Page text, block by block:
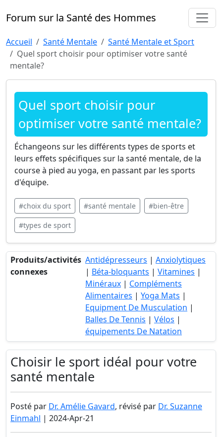
Forum sur la Santé des Hommes
Accueil Santé Mentale
Santé Mentale et Sport
Quel sport choisir pour optimiser votre santé
mentale?
Quel sport choisir pour
optimiser votre santé mentale?
Échangeons sur les différents types de sports et
leurs effets spécifiques sur la santé mentale, de la
course à pied au yoga, en passant par les sports
d'équipe.
#choix du sport #santé mentale #bien-être
#types de sport
Produits/activités
connexes
Antidépresseurs | Anxiolytiques
| Béta-bloquants | Vitamines |
Minéraux | Compléments
Alimentaires | Yoga Mats |
Equipment De Musculation |
Balles De Tennis | Vélos |
équipements De Natation
Choisir le sport idéal pour votre
santé mentale
Posté par Dr. Amélie Gavard, révisé par Dr. Suzanne
Einmahl | 2024-Apr-21